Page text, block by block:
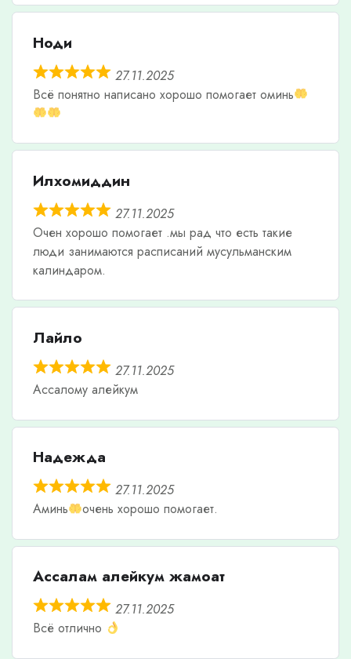
Ноди
27.11.2025
Всë понятно написано хорошо помогает оминь
Илхомиддин
27.11.2025
Очен хорошо помогает .мы рад что есть такие
люди занимаются расписаний мусульманским
калиндаром.
Лайло
27.11.2025
Ассалому алейкум
Надежда
27.11.2025
Аминь
очень хорошо помогает.
Ассалам алейкум жамоат
27.11.2025
Всё отлично